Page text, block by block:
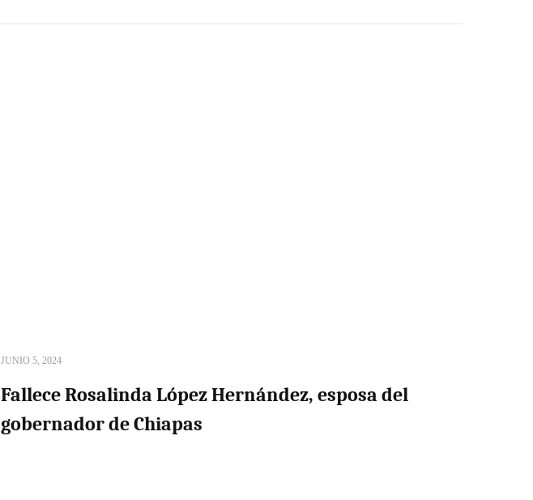
JUNIO 5, 2024
Fallece Rosalinda López Hernández, esposa del
gobernador de Chiapas